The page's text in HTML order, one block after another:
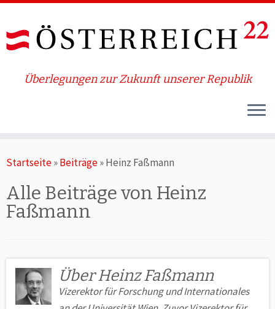
Inhalt
Überlegungen zur Zukunft unserer Republik
Startseite»Beiträge»Heinz Faßmann
Alle Beiträge von Heinz
Faßmann
Über Heinz Faßmann
Vizerektor für Forschung und Internationales